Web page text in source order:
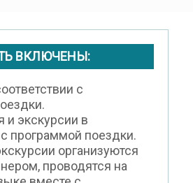
ВКЛЮЧЕНЫ:
с
экскурсии в
программой поездки.
организуются
проводятся на